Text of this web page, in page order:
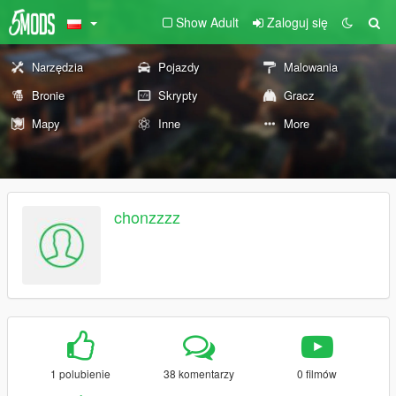
Show Adult Zaloguj się
Narzędzia Pojazdy
Malowania
Bronie
Skrypty
Gracz
Mapy
Inne More
chonzzzz
1 polubienie 38 komentarzy 0 filmów